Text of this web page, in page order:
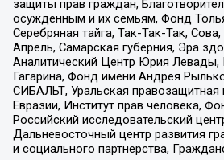
защиты прав граждан,
осужденным и их семьям, Фонд
Серебряная тайга, Так-Так-Так,
Апрель, Самарская губерния, Эра
Аналитический Центр Юрия Левады,
Гагарина, Фонд имени Андрея
СИБАЛЬТ, Уральская
Евразии, Институт прав человека,
Российский исследовательский
Дальневосточный центр развития
и социального партнерства,